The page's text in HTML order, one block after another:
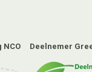
NCO Deelnemer